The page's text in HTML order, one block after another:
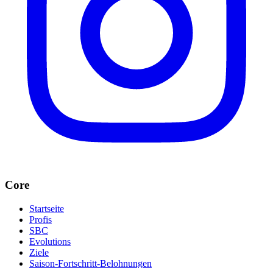
Core
Startseite
Profis
SBC
Evolutions
Ziele
Saison-Fortschritt-Belohnungen